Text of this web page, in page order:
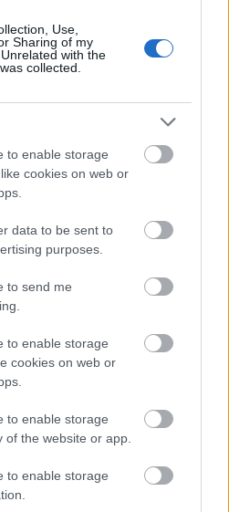
Use,
Sharing of my
with the
collected.
to enable storage
cookies on web or
data to be sent to
purposes.
to send me
to enable storage
cookies on web or
to enable storage
of the website or app.
to enable storage
προϊόντα και
έρευνα και γνώρισε τα
ZARA στην Ισπανία,